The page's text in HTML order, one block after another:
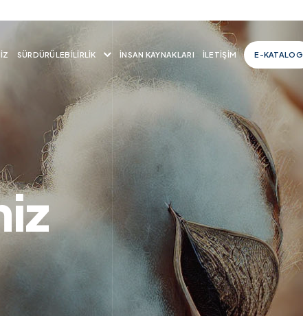
SÜRDÜRÜLEBILIRLIK İNSAN KAYNAKLARI İLETIŞIM E-KATALOG